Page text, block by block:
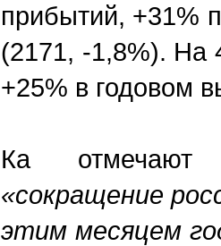
прибытий, +31%
(2171, -1,8%). На
+25% в годовом
Ка отмечают
«сокращение
этим месяцем